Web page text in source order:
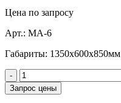
Цена по запросу
Арт.: МА-6
Габариты: 1350х600х850мм
‐
Запрос цены